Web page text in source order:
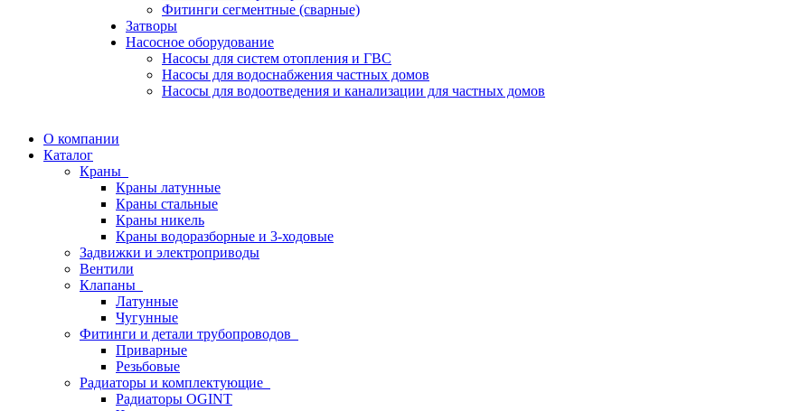
Фитинги сегментные (сварные)
Затворы
Насосное оборудование
Насосы для систем отопления и ГВС
Насосы для водоснабжения частных домов
Насосы для водоотведения и канализации для частных домов
О компании
Каталог
Краны
Краны латунные
Краны стальные
Краны никель
Краны водоразборные и 3-ходовые
Задвижки и электроприводы
Вентили
Клапаны
Латунные
Чугунные
Фитинги и детали трубопроводов
Приварные
Резьбовые
Радиаторы и комплектующие
Радиаторы OGINT